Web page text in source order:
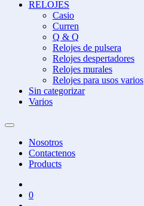
RELOJES
Casio
Curren
Q & Q
Relojes de pulsera
Relojes despertadores
Relojes murales
Relojes para usos varios
Sin categorizar
Varios
Nosotros
Contactenos
Products
0